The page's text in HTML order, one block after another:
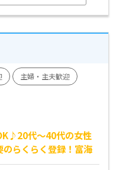
主婦・主夫歓迎
代～40代の女性
らくらく登録！富海